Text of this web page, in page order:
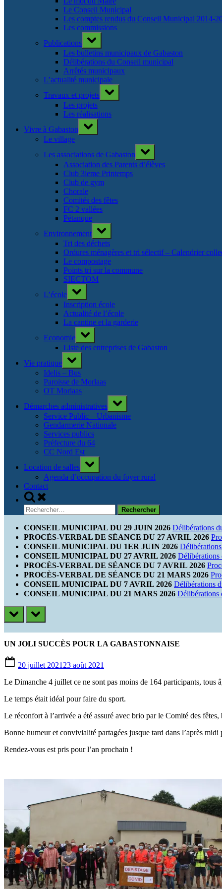
Le Conseil Municipal
Les comptes rendus du Conseil Municipal 2014-
Les commissions
Publications
Toggle
sub-
menu
Les bulletins municipaux de Gabaston
Délibérations du Conseil municipal
Arrêtés municipaux
L’actualité municipale
Travaux et projets
Toggle
sub-
Les projets
Les réalisations
Vivre à Gabaston
Toggle
sub-
Le village
Les associations de Gabaston
Toggle
sub-
menu
Association des Parents d’élèves
Club 3ieme Printemps
Club de gym
Chorale
Comités des fêtes
FC 2 vallées
Pétanque
Environnement
Toggle
sub-
menu
Tri des déchets
Ordures ménagères et tri sélectif – Calendrier
Le compostage
Points tri sur la commune
SIECTOM
L’école
Toggle
sub-
menu
Inscription école
Actualité de l’école
La cantine et la garderie
Economie
Toggle
sub-
menu
Liste des entreprises de Gabaston
Vie pratique
Toggle
sub-
menu
Idelis – Bus
Paroisse de Morlaas
OT Morlaas
Démarches administratives
Toggle
sub-
menu
Service Public – Urbanisme
Gendarmerie Nationale
Services publics
Préfecture du 64
CC Nord Est
Location de salles
Toggle
sub-
menu
Agenda d’occupation du foyer rural
Contact
Toggle
search
form
Rechercher :
CONSEIL MUNICIPAL DU 29 JUIN 2026 Délibérations
PROCÈS-VERBAL DE SÉANCE DU 27 AVRIL 2026
CONSEIL MUNICIPAL DU 1ER JUIN 2026
CONSEIL MUNICIPAL DU 27 AVRIL 2026 Délibérations
PROCÈS-VERBAL DE SÉANCE DU 7 AVRIL 2026
PROCÈS-VERBAL DE SÉANCE DU 21 MARS 2026
CONSEIL MUNICIPAL DU 7 AVRIL 2026 Délibérations
CONSEIL MUNICIPAL DU 21 MARS 2026 Délibérations
prev next
UN JOLI SUCCÈS POUR LA GABASTONNAISE
on
20 juillet 2021 23 août 2021
Le Dimanche 4 juillet ce ne sont pas moins de 164 participants, tous
Le temps était idéal pour faire du sport.
Le réconfort à l’arrivée a été assuré avec brio par le Comité des
Bonne humeur et convivialité partagées jusque tard dans l’après
Rendez-vous est pris pour l’an prochain !